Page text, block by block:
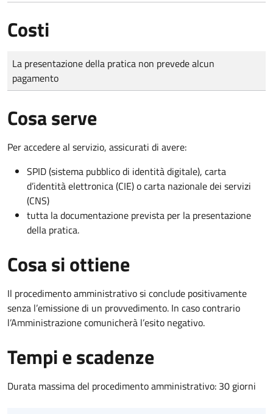
Costi
Tipo di pagamento
Importo
La presentazione della pratica non prevede alcun
pagamento
Cosa serve
Per accedere al servizio, assicurati di avere:
SPID (sistema pubblico di identità digitale), carta
d’identità elettronica (CIE) o carta nazionale dei servizi
(CNS)
tutta la documentazione prevista per la presentazione
della pratica.
Cosa si ottiene
Il procedimento amministrativo si conclude positivamente
senza l’emissione di un provvedimento. In caso contrario
l’Amministrazione comunicherà l’esito negativo.
Tempi e scadenze
Durata massima del procedimento amministrativo: 30 giorni